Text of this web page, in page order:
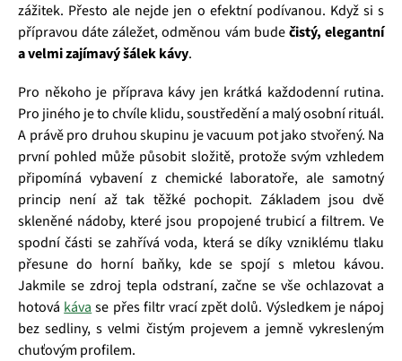
zážitek. Přesto ale nejde jen o efektní podívanou. Když si s
přípravou dáte záležet, odměnou vám budečistý, elegantní
a velmi zajímavý šálek kávy.
Pro někoho je příprava kávy jen krátká každodenní rutina.
Pro jiného je to chvíle klidu, soustředění a malý osobní rituál.
A právě pro druhou skupinu je vacuum pot jako stvořený. Na
první pohled může působit složitě, protože svým vzhledem
připomíná vybavení z chemické laboratoře, ale samotný
princip není až tak těžké pochopit. Základem jsou dvě
skleněné nádoby, které jsou propojené trubicí a filtrem. Ve
spodní části se zahřívá voda, která se díky vzniklému tlaku
přesune do horní baňky, kde se spojí s mletou kávou.
Jakmile se zdroj tepla odstraní, začne se vše ochlazovat a
hotová káva se přes filtr vrací zpět dolů. Výsledkem je nápoj
bez sedliny, s velmi čistým projevem a jemně vykresleným
chuťovým profilem.